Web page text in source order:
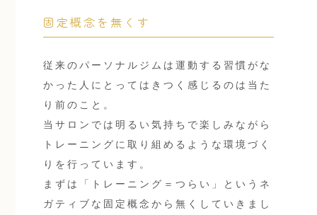
固定概念を無くす
従来のパーソナルジムは運動する習慣がな
かった人にとってはきつく感じるのは当た
り前のこと。
当サロンでは明るい気持ちで楽しみながら
トレーニングに取り組めるような環境づく
りを行っています。
まずは「トレーニング＝つらい」というネ
ガティブな固定概念から無くしていきまし